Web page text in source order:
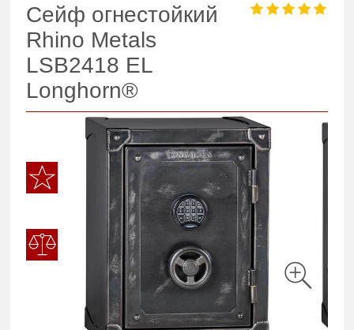
Сейф огнестойкий
Rhino Metals
LSB2418 EL
Longhorn®